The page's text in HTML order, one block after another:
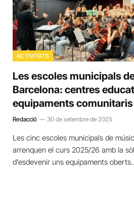
ACTIVITATS
Les escoles municipals
Barcelona: centres
equipaments comunitaris
Redacció 30 de setembre de 2025
Les cinc escoles municipals de
arrenquen el curs 2025/26 amb la
d’esdevenir uns equipaments